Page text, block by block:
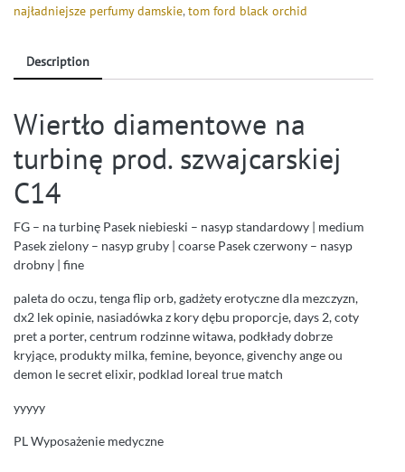
najładniejsze perfumy damskie, tom ford black orchid
Description
Wiertło diamentowe na
turbinę prod. szwajcarskiej
C14
FG – na turbinę Pasek niebieski – nasyp standardowy | medium
Pasek zielony – nasyp gruby | coarse Pasek czerwony – nasyp
drobny | fine
paleta do oczu, tenga flip orb, gadżety erotyczne dla mezczyzn,
dx2 lek opinie, nasiadówka z kory dębu proporcje, days 2, coty
pret a porter, centrum rodzinne witawa, podkłady dobrze
kryjące, produkty milka, femine, beyonce, givenchy ange ou
demon le secret elixir, podklad loreal true match
yyyyy
PL Wyposażenie medyczne